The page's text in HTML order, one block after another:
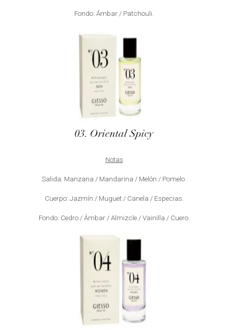
Fondo: Ámbar / Patchouli.
03. Oriental Spicy
Notas
Salida: Manzana / Mandarina / Melón / Pomelo.
Cuerpo: Jazmín / Muguet / Canela / Especias.
Fondo: Cedro / Ámbar / Almizcle / Vainilla / Cuero.